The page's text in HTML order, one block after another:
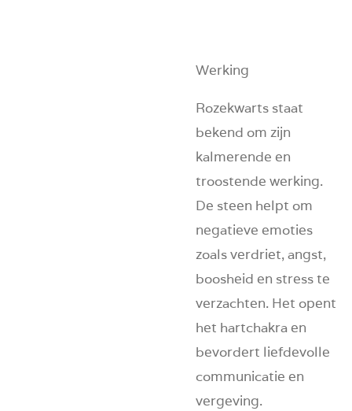
Werking
Rozekwarts staat
bekend om zijn
kalmerende en
troostende werking.
De steen helpt om
negatieve emoties
zoals verdriet, angst,
boosheid en stress te
verzachten. Het opent
het hartchakra en
bevordert liefdevolle
communicatie en
vergeving.